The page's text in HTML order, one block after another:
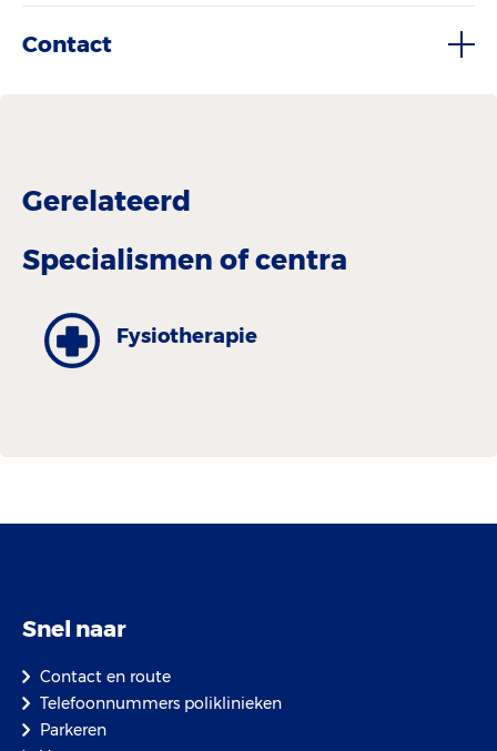
Contact
Gerelateerd
Specialismen of centra
Fysiotherapie
Snel naar
Contact en route
Telefoonnummers poliklinieken
Parkeren